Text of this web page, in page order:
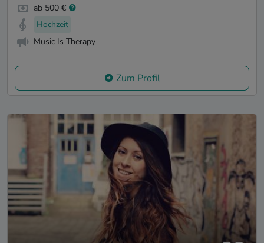
ab 500 €
Hochzeit
Music Is Therapy
Zum Profil